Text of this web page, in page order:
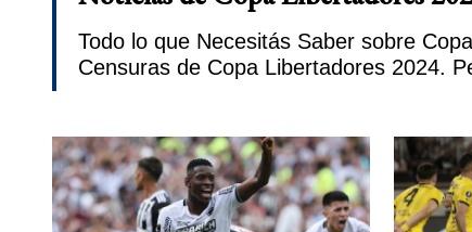
Todo lo que Necesitás Saber sobre
Censuras de Copa Libertadores 2024.